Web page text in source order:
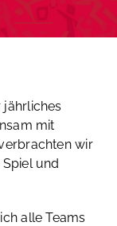
mit
wir
und
alle Teams